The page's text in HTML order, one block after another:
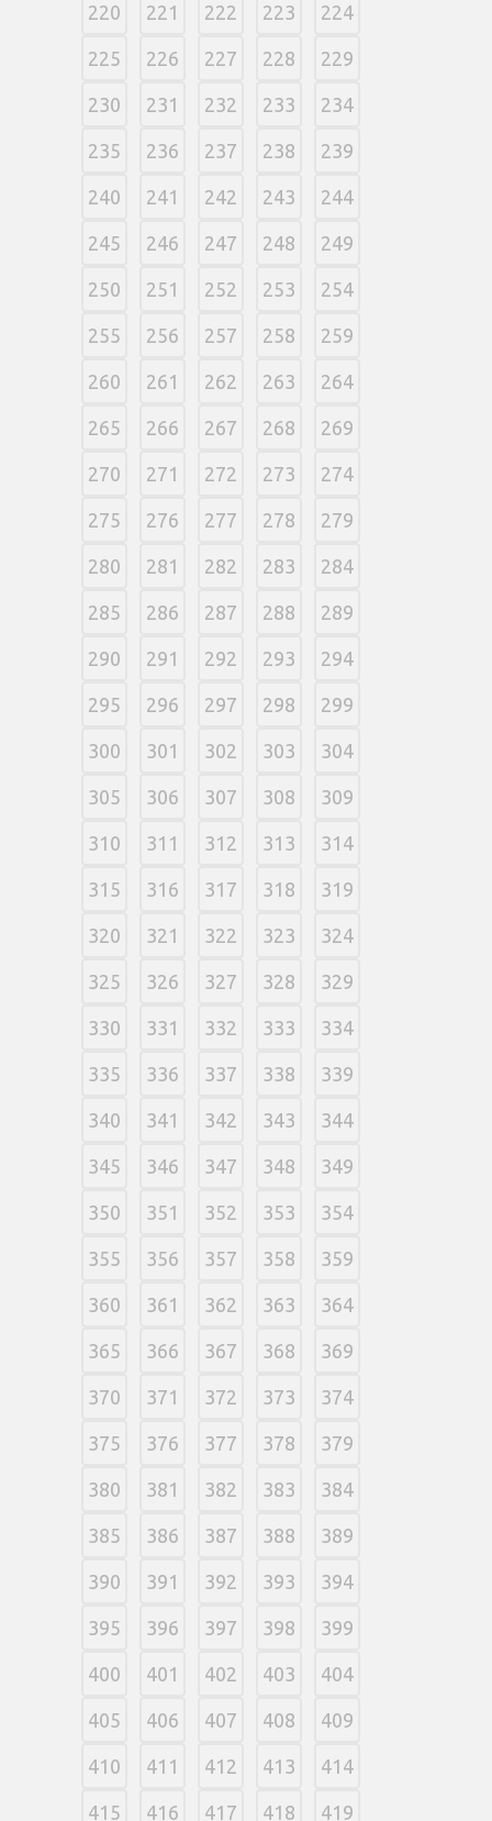
220 221 222 223 224
225 226 227 228 229
230 231 232 233 234
235 236 237 238 239
240 241 242 243 244
245 246 247 248 249
250 251 252 253 254
255 256 257 258 259
260 261 262 263 264
265 266 267 268 269
270 271 272 273 274
275 276 277 278 279
280 281 282 283 284
285 286 287 288 289
290 291 292 293 294
295 296 297 298 299
300 301 302 303 304
305 306 307 308 309
310 311 312 313 314
315 316 317 318 319
320 321 322 323 324
325 326 327 328 329
330 331 332 333 334
335 336 337 338 339
340 341 342 343 344
345 346 347 348 349
350 351 352 353 354
355 356 357 358 359
360 361 362 363 364
365 366 367 368 369
370 371 372 373 374
375 376 377 378 379
380 381 382 383 384
385 386 387 388 389
390 391 392 393 394
395 396 397 398 399
400 401 402 403 404
405 406 407 408 409
410 411 412 413 414
415 416 417 418 419